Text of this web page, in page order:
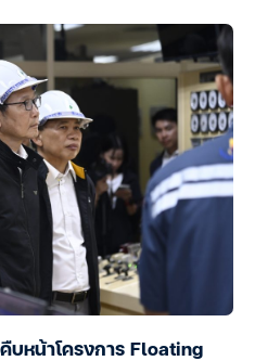
บหน้าโครงการ Floating